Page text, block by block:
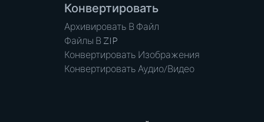
Конвертировать
Архивировать В Файл
Файлы В ZIP
Конвертировать Изображения
Конвертировать Аудио/Видео